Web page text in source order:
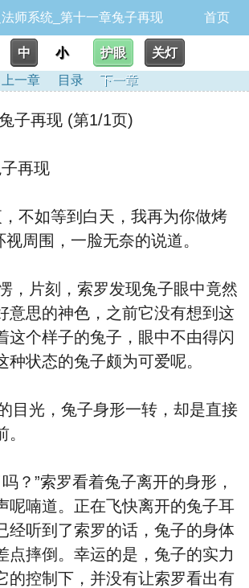
师系统_第十一章兔子再现 首页
中 小 护眼
关灯
上一章
目录 下一章
再现 (第1/1页)
再现
不如等到白天，我再为你做烤
周围，一脸无奈的说道。
，片刻，索罗发现兔子眼中竟然
意思的神色，之前它没有想到这
这个样子的兔子，眼中不由得闪
种状态的兔子颇为可爱呢。
目光，兔子身形一转，却是直接
？”索罗看着兔子离开的身形，
呢喃道。正在飞快离开的兔子耳
经听到了索罗的话，兔子的身体
点摔倒。幸运的是，兔子的实力
的控制下，并没有让索罗看出有